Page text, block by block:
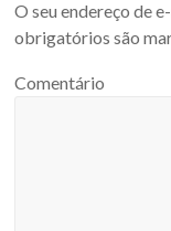
O seu endereço de
obrigatórios são
Comentário